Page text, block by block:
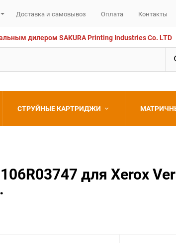
Доставка и самовывоз Оплата Контакты
дилером SAKURA Printing Industries Co. LTD
Canon
СТРУЙНЫЕ КАРТРИДЖИ
для Xerox